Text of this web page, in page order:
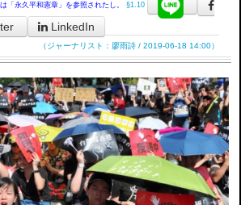
「永久平和憲章」を参照されたし。 §1.10
LinkedIn
（ジャーナリスト：廖雨詩 / 2019-06-18 14:00）